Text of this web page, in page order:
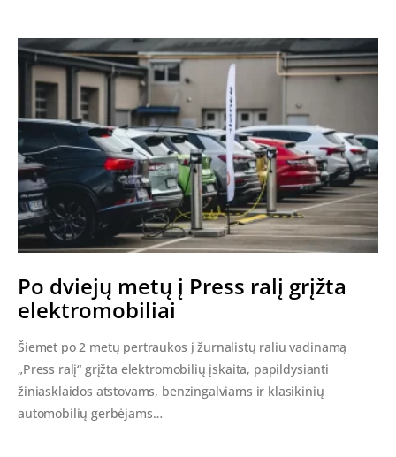
Po dviejų metų į Press ralį grįžta
elektromobiliai
Šiemet po 2 metų pertraukos į žurnalistų raliu vadinamą
„Press ralį“ grįžta elektromobilių įskaita, papildysianti
žiniasklaidos atstovams, benzingalviams ir klasikinių
automobilių gerbėjams…